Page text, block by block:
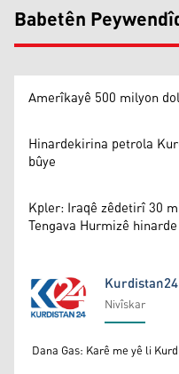
Babetên
Amerîkayê 500 milyon
Hinardekirina petrola
bûye
Kpler: Iraqê zêdetirî 30
Tengava Hurmizê
Kurdistan24
Kurdistan24
Nivîskar
Dana Gas: Karê me yê li